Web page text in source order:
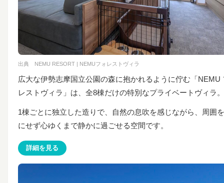
出典 NEMU RESORT | NEMUフォレストヴィラ
広大な伊勢志摩国立公園の森に抱かれるように佇む「NEMU
レストヴィラ」は、全8棟だけの特別なプライベートヴィラ。
1棟ごとに独立した造りで、自然の息吹を感じながら、周囲
にせず心ゆくまで静かに過ごせる空間です。
詳細を見る